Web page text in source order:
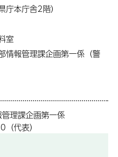
庁本庁舎2階）
室
情報管理課企画第一係（警
理課企画第一係
代表）